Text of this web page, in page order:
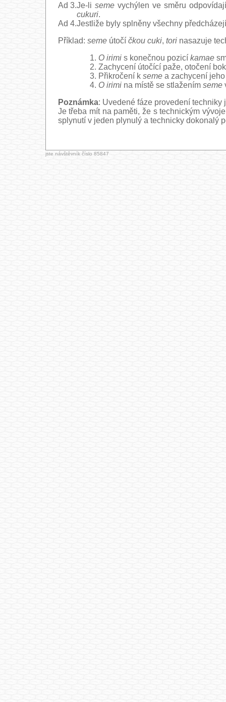
Ad 3.Je-li semevychýlen ve směru
cukuri.
Ad 4.Jestliže byly splněny všechny
Příklad: semeútočí čkou cuki, torinasazuje
O irimis konečnou pozicí kamae
Zachycení útočící paže, otočení
Přikročení k semea zachycení jeho
O irimina místě se stlažením seme
Poznámka: Uvedené fáze provedení
Je třeba mít na paměti, že s technickým
splynutí v jeden plynulý a technicky dokonalý
jste návštěvník číslo 85847